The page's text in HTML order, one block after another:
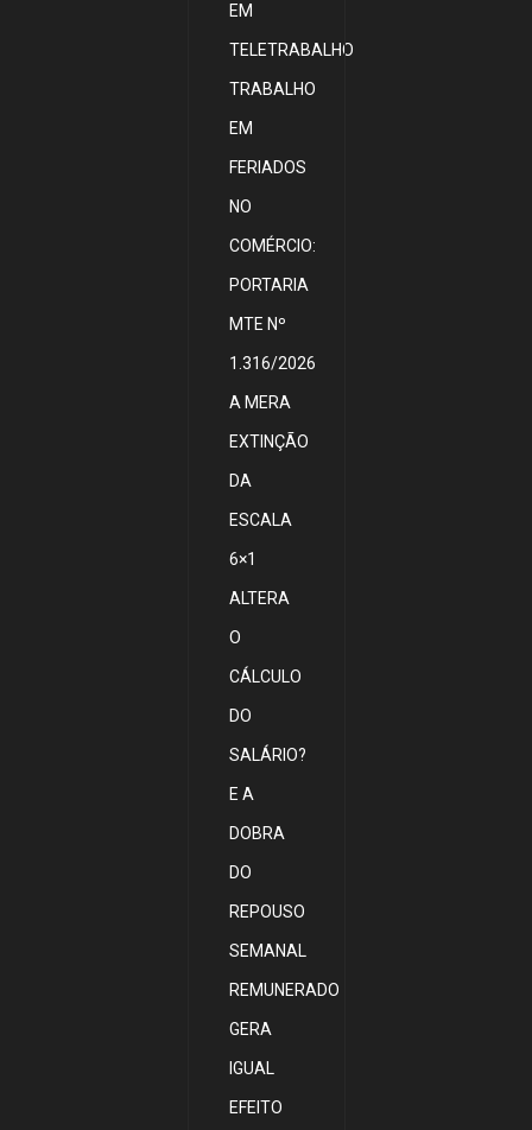
EM
TELETRABALHO
TRABALHO
EM
FERIADOS
NO
COMÉRCIO:
PORTARIA
MTE Nº
1.316/2026
A MERA
EXTINÇÃO
DA
ESCALA
6×1
ALTERA
O
CÁLCULO
DO
SALÁRIO?
E A
DOBRA
DO
REPOUSO
SEMANAL
REMUNERADO
GERA
IGUAL
EFEITO